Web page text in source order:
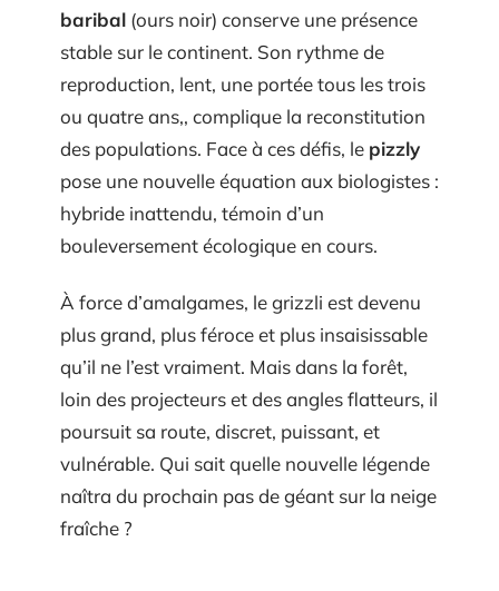
baribal (ours noir) conserve une présence
stable sur le continent. Son rythme de
reproduction, lent, une portée tous les trois
ou quatre ans,, complique la reconstitution
des populations. Face à ces défis, le pizzly
pose une nouvelle équation aux biologistes :
hybride inattendu, témoin d’un
bouleversement écologique en cours.
À force d’amalgames, le grizzli est devenu
plus grand, plus féroce et plus insaisissable
qu’il ne l’est vraiment. Mais dans la forêt,
loin des projecteurs et des angles flatteurs, il
poursuit sa route, discret, puissant, et
vulnérable. Qui sait quelle nouvelle légende
naîtra du prochain pas de géant sur la neige
fraîche ?